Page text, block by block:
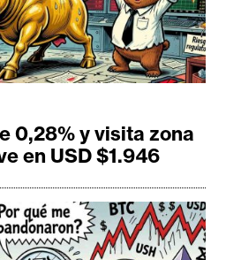
0,28% y visita zona
en USD $1.946